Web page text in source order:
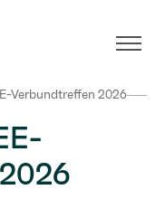
Verbundtreffen 2026